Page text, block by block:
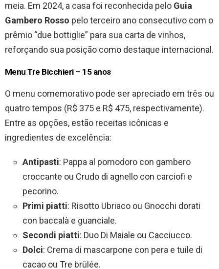
meia. Em 2024, a casa foi reconhecida pelo Guia
Gambero Rosso pelo terceiro ano consecutivo com o
prêmio “due bottiglie” para sua carta de vinhos,
reforçando sua posição como destaque internacional.
Menu Tre Bicchieri – 15 anos
O menu comemorativo pode ser apreciado em três ou
quatro tempos (R$ 375 e R$ 475, respectivamente).
Entre as opções, estão receitas icônicas e
ingredientes de excelência:
Antipasti: Pappa al pomodoro con gambero
croccante ou Crudo di agnello con carciofi e
pecorino.
Primi piatti: Risotto Ubriaco ou Gnocchi dorati
con baccalà e guanciale.
Secondi piatti: Duo Di Maiale ou Cacciucco.
Dolci: Crema di mascarpone con pera e tuile di
cacao ou Tre brûlée.